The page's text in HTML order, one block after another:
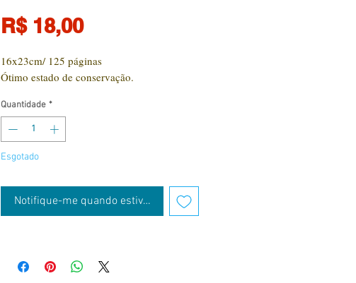
R$ 18,00Preço
16x23cm/ 125 páginas
Ótimo estado de conservação.
Quantidade *
Esgotado
Notifique-me quando estiver disponível